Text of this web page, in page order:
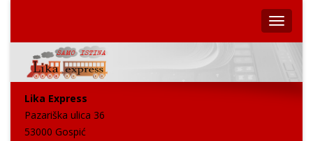
Lika Express
Pazariška ulica 36
53000 Gospić